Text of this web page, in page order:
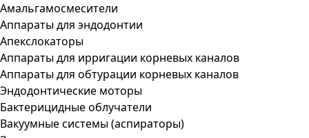
Амальгамосмесители
Аппараты для эндодонтии
Апекслокаторы
Аппараты для ирригации корневых каналов
Аппараты для обтурации корневых каналов
Эндодонтические моторы
Бактерицидные облучатели
Вакуумные системы (аспираторы)